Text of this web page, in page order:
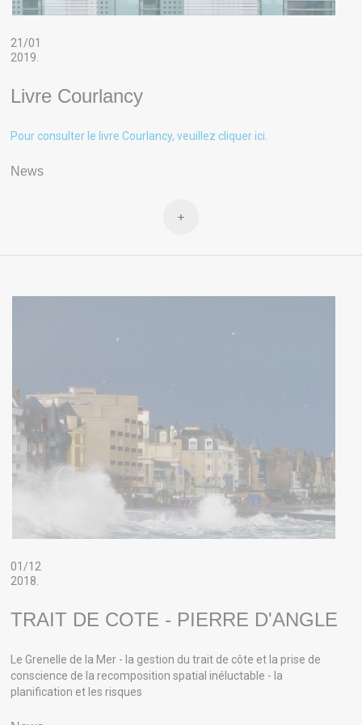
21/01
2019.
Livre Courlancy
Pour consulter le livre Courlancy, veuillez cliquer ici.
News
01/12
2018.
TRAIT DE COTE - PIERRE D'ANGLE
Le Grenelle de la Mer - la gestion du trait de côte et la prise de
conscience de la recomposition spatial inéluctable - la
planification et les risques